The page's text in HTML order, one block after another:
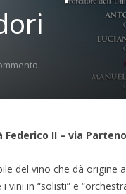
II – via
del vino che dà origine
in “solisti” e